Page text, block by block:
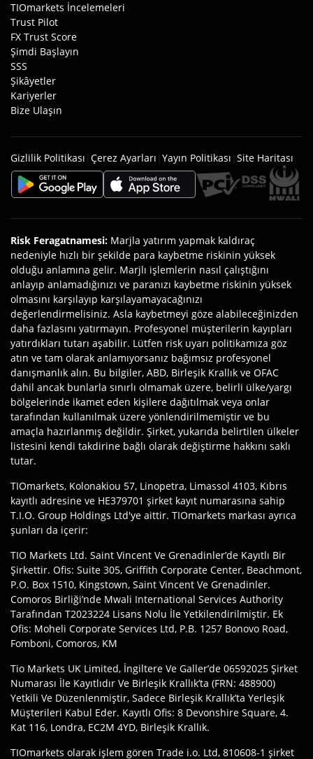
TIOmarkets İncelemeleri
Trust Pilot
FX Trust Score
Şimdi Başlayın
SSS
Şikâyetler
Kariyerler
Bize Ulaşın
Gizlilik Politikası | Çerez Ayarları | Yayın Politikası | Site Haritası
Risk Feragatnamesi: Marjla yatırım yapmak kaldıraç
nedeniyle hızlı bir şekilde para kaybetme riskinin yüksek
olduğu anlamına gelir. Marjlı işlemlerin nasıl çalıştığını
anlayıp anlamadığınızı ve paranızı kaybetme riskinin yüksek
olmasını karşılayıp karşılayamayacağınızı
değerlendirmelisiniz. Asla kaybetmeyi göze alabileceğinizden
daha fazlasını yatırmayın. Profesyonel müşterilerin kayıpları
yatırdıkları tutarı aşabilir. Lütfen risk uyarı politikamıza göz
atın ve tam olarak anlamıyorsanız bağımsız profesyonel
danışmanlık alın. Bu bilgiler, ABD, Birleşik Krallık ve OFAC
dahil ancak bunlarla sınırlı olmamak üzere, belirli ülke/yargı
bölgelerinde ikamet eden kişilere dağıtılmak veya onlar
tarafından kullanılmak üzere yönlendirilmemiştir ve bu
amaçla hazırlanmış değildir. Şirket, yukarıda belirtilen ülkeler
listesini kendi takdirine bağlı olarak değiştirme hakkını saklı
tutar.
TIOmarkets, Kolonakiou 57, Linopetra, Limassol 4103, Kıbrıs
kayıtlı adresine ve HE379701 şirket kayıt numarasına sahip
T.I.O. Group Holdings Ltd'ye aittir. TIOmarkets markası ayrıca
şunları da içerir:
TIO Markets Ltd. Saint Vincent Ve Grenadinler’de Kayıtlı Bir
Şirkettir. Ofis: Suite 305, Griffith Corporate Center, Beachmont,
P.O. Box 1510, Kingstown, Saint Vincent Ve Grenadinler.
Comoros Birliği’nde Mwali International Services Authority
Tarafından T2023224 Lisans Nolu İle Yetkilendirilmiştir. Ek
Ofis: Moheli Corporate Services Ltd, P.B. 1257 Bonovo Road,
Fomboni, Comoros, KM
Tio Markets UK Limited, İngiltere Ve Galler’de 06592025 Şirket
Numarası İle Kayıtlıdır Ve Birleşik Krallık’ta (FRN: 488900)
Yetkili Ve Düzenlenmiştir, Sadece Birleşik Krallık’ta Yerleşik
Müşterileri Kabul Eder. Kayıtlı Ofis: 8 Devonshire Square, 4.
Kat 116, Londra, EC2M 4YD, Birleşik Krallık.
TIOmarkets olarak işlem gören Trade i.o. Ltd, 810608-1 şirket